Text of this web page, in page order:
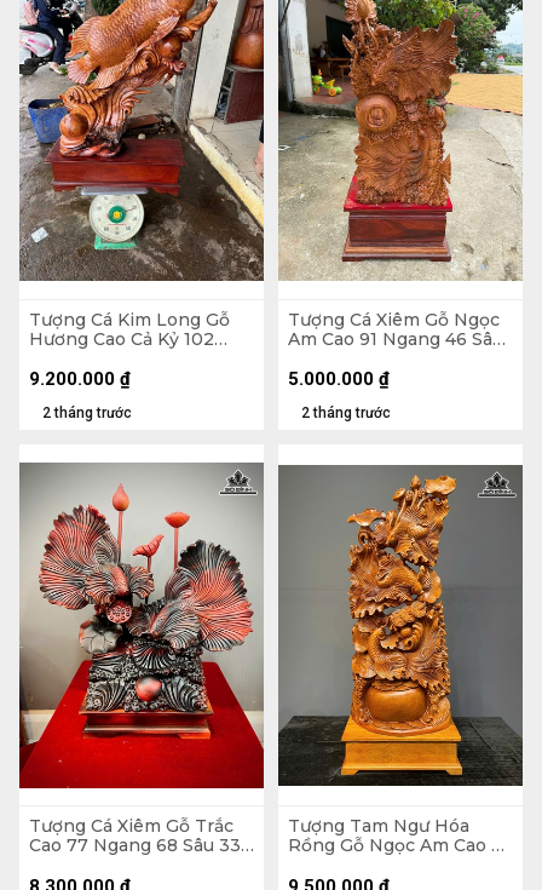
Tượng Cá Kim Long Gỗ
Hương Cao Cả Kỷ 102
Kỷ Cao 20
2 tháng trước
9.200.000 ₫
Tượng Cá Xiêm Gỗ Ngọc
Am Cao 91 Ngang 46 Sâu
2 tháng trước
5.000.000 ₫
Tượng Cá Xiêm Gỗ Trắc
Cao 77 Ngang 68 Sâu 33
Tượng Tam Ngư Hóa
Rồng Gỗ Ngọc Am Cao Cả
(cm) - Kỷ Cao 15 (cm)